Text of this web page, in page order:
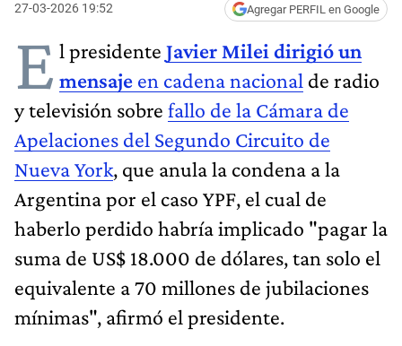
27-03-2026 19:52 Agregar PERFIL en Google
E l presidente Javier Milei dirigió un
mensaje en cadena nacional de radio
y televisión sobre fallo de la Cámara de
Apelaciones del Segundo Circuito de
Nueva York, que anula la condena a la
Argentina por el caso YPF, el cual de
haberlo perdido habría implicado "pagar la
suma de US$ 18.000 de dólares, tan solo el
equivalente a 70 millones de jubilaciones
mínimas", afirmó el presidente.